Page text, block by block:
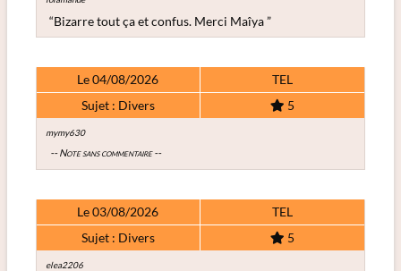
“Bizarre tout ça et confus. Merci Maîya ”
Le 04/08/2026
TEL
Sujet : Divers
5
mymy630
-- Note sans commentaire --
Le 03/08/2026
TEL
Sujet : Divers
5
elea2206